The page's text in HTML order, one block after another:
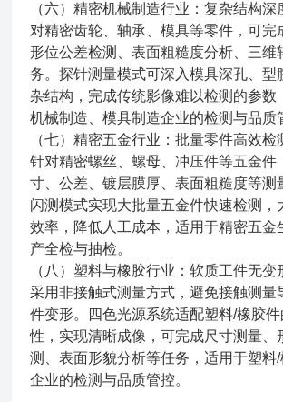
（六）精密机械制造行业：复杂结构深
对精密齿轮、轴承、模具等零件，可完
形位公差检测、表面粗糙度分析、三维
务。探针测量模式可深入模具深孔、型
杂结构，完成传统影像难以检测的参数
机械制造、模具制造企业的检测与品质
（七）精密五金行业：批量零件高效检
针对精密螺丝、螺母、冲压件等五金件
寸、公差、镀层膜厚、表面粗糙度等测
闪测模式实现大批量五金件快速检测，
效率，降低人工成本，适用于精密五金
产全检与抽检。
（八）塑料与橡胶行业：软质工件无变
采用非接触式测量方式，避免接触测量
件变形。四色光源系统适配塑料/橡胶
性，实现清晰成像，可完成尺寸测量、
测、表面形貌分析等任务，适用于塑料
企业的检测与品质管控。